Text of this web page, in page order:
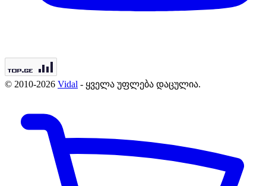
© 2010-2026 Vidal - ყველა უფლება დაცულია.